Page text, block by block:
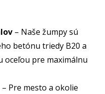
– Naše žumpy sú
betónu triedy B20 a
oceľou pre maximálnu
– Pre mesto a okolie